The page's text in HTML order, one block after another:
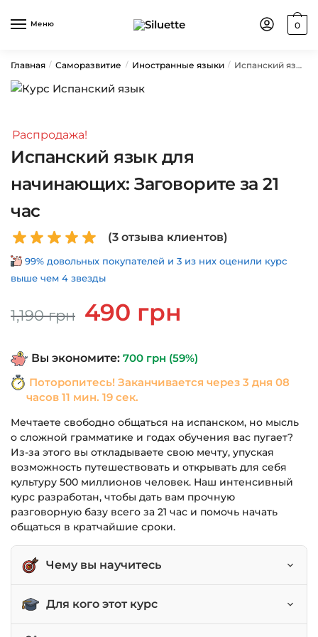
Меню 0
Главная / Саморазвитие / Иностранные языки / Испанский язык для начинающих: Заговорите за 21 час
Распродажа!
Испанский язык для
начинающих: Заговорите за 21
час
(3отзыва клиентов)
99% довольных покупателей и 3 из них оценили курс
выше чем 4 звезды
1,190грн
Первоначальная
цена
1,190 грн.
490 грн
Вы экономите: 700 грн (59%)
Поторопитесь! Заканчивается через 3 дня 08
часов 11 мин. 19 сек.
Мечтаете свободно общаться на испанском, но мысль
о сложной грамматике и годах обучения вас пугает?
Из-за этого вы откладываете свою мечту, упуская
возможность путешествовать и открывать для себя
культуру 500 миллионов человек. Наш интенсивный
курс разработан, чтобы дать вам прочную
разговорную базу всего за 21 час и помочь начать
общаться в кратчайшие сроки.
Чему вы научитесь
Понимать и использовать ключевые
Для кого этот курс